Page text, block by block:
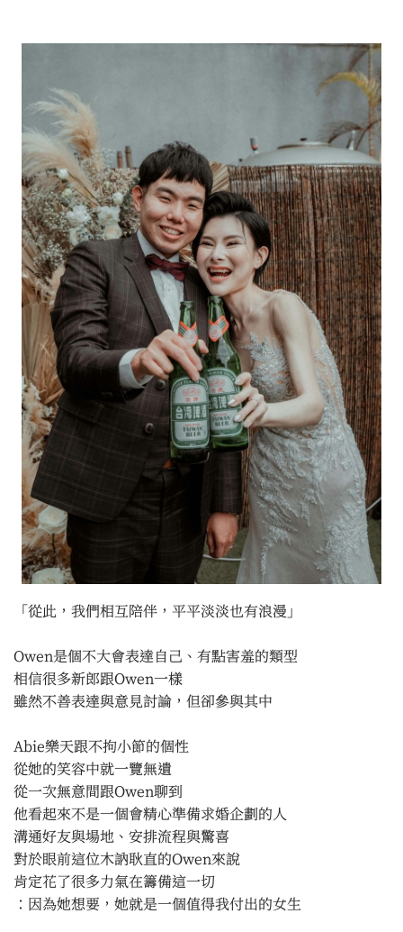
「從此，我們相互陪伴，平平淡淡也有浪漫」
Owen是個不大會表達自己、有點害羞的類型
相信很多新郎跟Owen一樣
雖然不善表達與意見討論，但卻參與其中
Abie樂天跟不拘小節的個性
從她的笑容中就一覽無遺
從一次無意間跟Owen聊到
他看起來不是一個會精心準備求婚企劃的人
溝通好友與場地、安排流程與驚喜
對於眼前這位木訥耿直的Owen來說
肯定花了很多力氣在籌備這一切
：因為她想要，她就是一個值得我付出的女生